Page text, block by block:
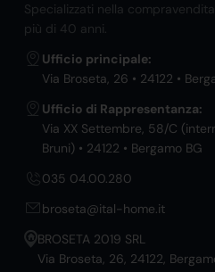
Specializzati nella
più di 40 anni.
Ufficio principale:
Via Broseta, 26 • 24122 •
Ufficio di Rappresentanza:
Via XX Settembre, 58/C
Bruni) • 24122 • Bergamo BG
035 04.00.280
broseta@ital-home.it
BROSETA 2019 SRL
Via Broseta, 26, 24122,